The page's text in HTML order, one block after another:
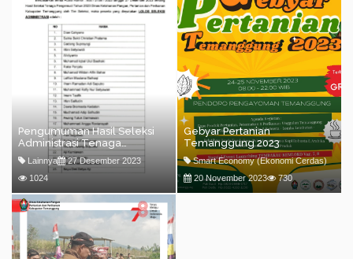
Pengumuman Hasil Seleksi
Administrasi Tenaga
Pengemudi Tahun 2023
Lainnya
27 Desember 2023
1024
Gebyar Pertanian
Temanggung 2023
Smart Economy (Ekonomi Cerdas)
20 November 2023
730